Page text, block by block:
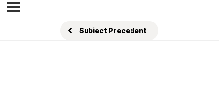
Subiect Precedent